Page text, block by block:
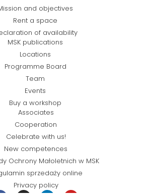
and objectives
Rent a space
of availability
MSK publications
Locations
Programme Board
Team
Events
Buy a workshop
Associates
Cooperation
Celebrate with us!
New competences
Ochrony Małoletnich w MSK
sprzedaży online
Privacy policy